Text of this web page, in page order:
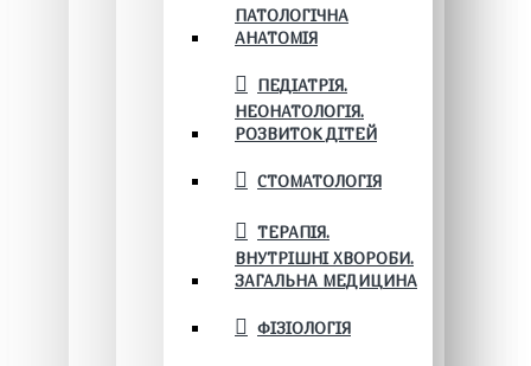
ПАТОЛОГІЧНА
АНАТОМІЯ
ПЕДІАТРІЯ.
НЕОНАТОЛОГІЯ.
РОЗВИТОК ДІТЕЙ
СТОМАТОЛОГІЯ
ТЕРАПІЯ.
ВНУТРІШНІ ХВОРОБИ.
ЗАГАЛЬНА МЕДИЦИНА
ФІЗІОЛОГІЯ